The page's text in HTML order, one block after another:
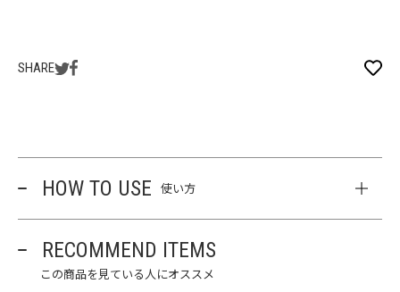
SHARE
HOW TO USE 使い方
RECOMMEND ITEMS
この商品を見ている人にオススメ